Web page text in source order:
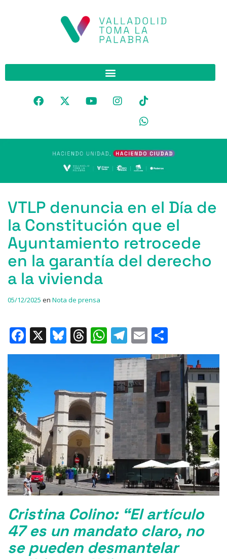
VTLP denuncia en el Día de
la Constitución que el
Ayuntamiento retrocede
en la garantía del derecho
a la vivienda
05/12/2025 en Nota de prensa
F
a
e
o
o
k
X
Bl
u
k
y
T
h
d
s
W
h
at
s
A
p
p
T
el
e
gr
a
m
E
m
ai
l
o
m
p
ar
ti
r
Cristina Colino: “El artículo
47 es un mandato claro, no
se pueden desmantelar